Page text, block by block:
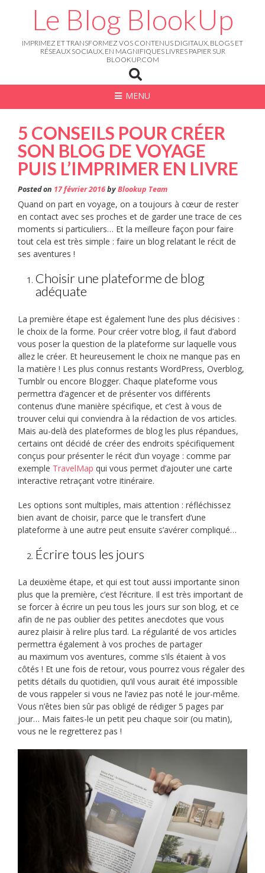
Le Blog BlookUp
IMPRIMEZ ET TRANSFORMEZ VOS CONTENUS DIGITAUX, BLOGS ET
RÉSEAUX SOCIAUX, EN MAGNIFIQUES LIVRES PAPIER SUR
BLOOKUP.COM
MENU
5 CONSEILS POUR CRÉER
SON BLOG DE VOYAGE
PUIS L’IMPRIMER EN LIVRE
Posted on 17 février 2016byBlookup Team
Quand on part en voyage, on a toujours à cœur de rester
en contact avec ses proches et de garder une trace de ces
moments si particuliers… Et la meilleure façon pour faire
tout cela est très simple : faire un blog relatant le récit de
ses aventures !
Choisir une plateforme de blog
adéquate
La première étape est également l’une des plus décisives :
le choix de la forme. Pour créer votre blog, il faut d’abord
vous poser la question de la plateforme sur laquelle vous
allez le créer. Et heureusement le choix ne manque pas en
la matière ! Les plus connus restants WordPress, Overblog,
Tumblr ou encore Blogger. Chaque plateforme vous
permettra d’agencer et de présenter vos différents
contenus d’une manière spécifique, et c’est à vous de
trouver celui qui conviendra à la rédaction de vos articles.
Mais au-delà des plateformes de blog les plus répandues,
certains ont décidé de créer des endroits spécifiquement
conçus pour présenter le récit d’un voyage : comme par
exemple TravelMap qui vous permet d’ajouter une carte
interactive retraçant votre itinéraire.
Les options sont multiples, mais attention : réfléchissez
bien avant de choisir, parce que le transfert d’une
plateforme à une autre peut ensuite s’avérer compliqué…
Écrire tous les jours
La deuxième étape, et qui est tout aussi importante sinon
plus que la première, c’est l’écriture. Il est très important de
se forcer à écrire un peu tous les jours sur son blog, et ce
afin de ne pas oublier des petites anecdotes que vous
aurez plaisir à relire plus tard. La régularité de vos articles
permettra également à vos proches de partager
au maximum vos aventures, comme s’ils étaient à vos
côtés ! Et une fois de retour, vous pourrez vous régaler des
petits détails du quotidien, qu’il vous aurait été impossible
de vous rappeler si vous ne l’aviez pas noté le jour-même.
Vous n’êtes bien sûr pas obligé de rédiger 5 pages par
jour… Mais faites-le un petit peu chaque soir (ou matin),
vous ne le regretterez pas !